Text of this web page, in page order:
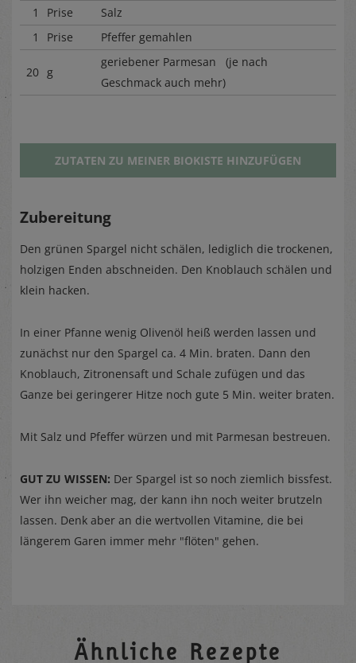
1
Prise
Salz
1
Prise Pfeffer gemahlen
20 g
geriebener Parmesan (je nach
Geschmack auch mehr)
ZUTATEN ZU MEINER BIOKISTE HINZUFÜGEN
Zubereitung
Den grünen Spargel nicht schälen, lediglich die trockenen,
holzigen Enden abschneiden. Den Knoblauch schälen und
klein hacken.
In einer Pfanne wenig Olivenöl heiß werden lassen und
zunächst nur den Spargel ca. 4 Min. braten. Dann den
Knoblauch, Zitronensaft und Schale zufügen und das
Ganze bei geringerer Hitze noch gute 5 Min. weiter braten.
Mit Salz und Pfeffer würzen und mit Parmesan bestreuen.
GUT ZU WISSEN: Der Spargel ist so noch ziemlich bissfest.
Wer ihn weicher mag, der kann ihn noch weiter brutzeln
lassen. Denk aber an die wertvollen Vitamine, die bei
längerem Garen immer mehr "flöten" gehen.
Ähnliche Rezepte